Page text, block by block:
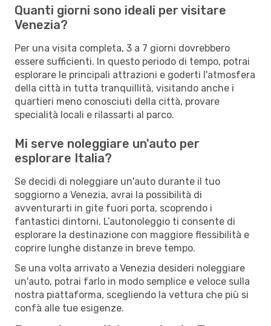
Quanti giorni sono ideali per visitare
Venezia?
Per una visita completa, 3 a 7 giorni dovrebbero
essere sufficienti. In questo periodo di tempo, potrai
esplorare le principali attrazioni e goderti l'atmosfera
della città in tutta tranquillità, visitando anche i
quartieri meno conosciuti della città, provare
specialità locali e rilassarti al parco.
Mi serve noleggiare un'auto per
esplorare Italia?
Se decidi di noleggiare un'auto durante il tuo
soggiorno a Venezia, avrai la possibilità di
avventurarti in gite fuori porta, scoprendo i
fantastici dintorni. L’autonoleggio ti consente di
esplorare la destinazione con maggiore flessibilità e
coprire lunghe distanze in breve tempo.
Se una volta arrivato a Venezia desideri noleggiare
un'auto, potrai farlo in modo semplice e veloce sulla
nostra piattaforma, scegliendo la vettura che più si
confà alle tue esigenze.